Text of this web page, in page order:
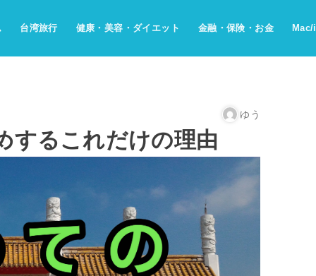
台湾旅行 健康・美容・ダイエット 金融・保険・お金
ゆう
するこれだけの理由